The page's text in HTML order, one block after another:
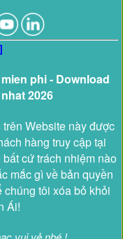
phi - Download
2026
Website này được
hàng truy cập tại
cứ trách nhiệm nào
mắc gì về bản quyền
tôi xóa bỏ khỏi
Ái!